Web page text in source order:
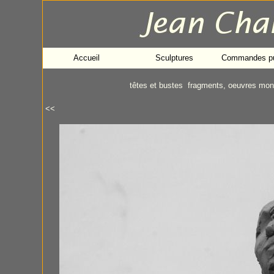
Accueil Sculptures Commandes
têtes et bustes fragments, oeuvres
<<